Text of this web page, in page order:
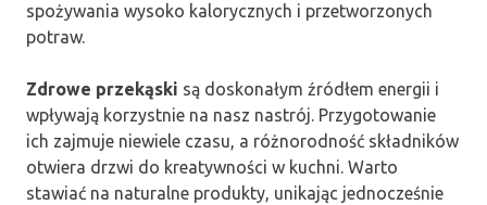
spożywania wysoko kalorycznych i przetworzonych
potraw.
Zdrowe przekąski są doskonałym źródłem energii i
wpływają korzystnie na nasz nastrój. Przygotowanie
ich zajmuje niewiele czasu, a różnorodność składników
otwiera drzwi do kreatywności w kuchni. Warto
stawiać na naturalne produkty, unikając jednocześnie